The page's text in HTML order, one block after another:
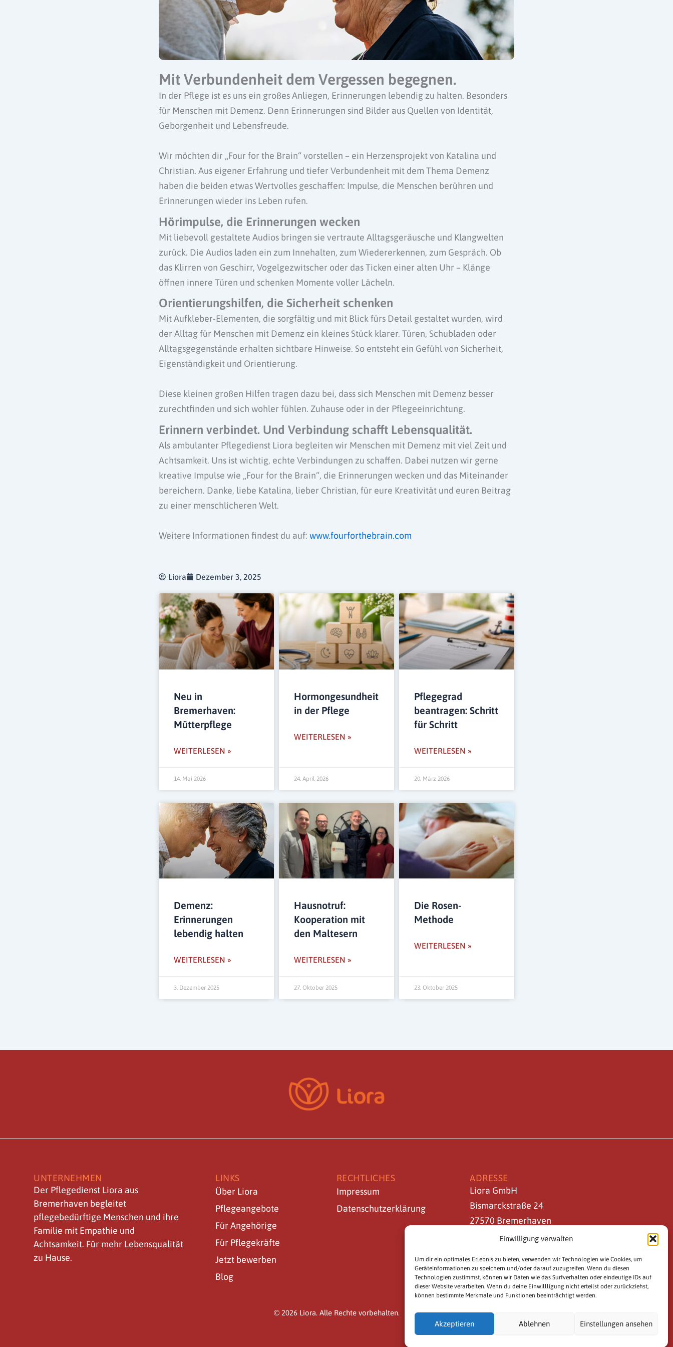
Einwilligung verwalten
Um dir ein optimales Erlebnis zu bieten, verwenden wir Technologien wie Cookies, um
Geräteinformationen zu speichern und/oder darauf zuzugreifen. Wenn du diesen
Technologien zustimmst, können wir Daten wie das Surfverhalten oder eindeutige IDs auf
dieser Website verarbeiten. Wenn du deine Einwillligung nicht erteilst oder zurückziehst,
können bestimmte Merkmale und Funktionen beeinträchtigt werden.
Akzeptieren Ablehnen Einstellungen ansehen
Mit Verbundenheit dem Vergessen begegnen.
In der Pflege ist es uns ein großes Anliegen, Erinnerungen lebendig zu halten. Besonders
für Menschen mit Demenz. Denn Erinnerungen sind Bilder aus Quellen von Identität,
Geborgenheit und Lebensfreude.
Wir möchten dir „Four for the Brain“ vorstellen – ein Herzensprojekt von Katalina und
Christian. Aus eigener Erfahrung und tiefer Verbundenheit mit dem Thema Demenz
haben die beiden etwas Wertvolles geschaffen: Impulse, die Menschen berühren und
Erinnerungen wieder ins Leben rufen.
Hörimpulse, die Erinnerungen wecken
Mit liebevoll gestaltete Audios bringen sie vertraute Alltagsgeräusche und Klangwelten
zurück. Die Audios laden ein zum Innehalten, zum Wiedererkennen, zum Gespräch. Ob
das Klirren von Geschirr, Vogelgezwitscher oder das Ticken einer alten Uhr – Klänge
öffnen innere Türen und schenken Momente voller Lächeln.
Orientierungshilfen, die Sicherheit schenken
Mit Aufkleber-Elementen, die sorgfältig und mit Blick fürs Detail gestaltet wurden, wird
der Alltag für Menschen mit Demenz ein kleines Stück klarer. Türen, Schubladen oder
Alltagsgegenstände erhalten sichtbare Hinweise. So entsteht ein Gefühl von Sicherheit,
Eigenständigkeit und Orientierung.
Diese kleinen großen Hilfen tragen dazu bei, dass sich Menschen mit Demenz besser
zurechtfinden und sich wohler fühlen. Zuhause oder in der Pflegeeinrichtung.
Erinnern verbindet. Und Verbindung schafft Lebensqualität.
Als ambulanter Pflegedienst Liora begleiten wir Menschen mit Demenz mit viel Zeit und
Achtsamkeit. Uns ist wichtig, echte Verbindungen zu schaffen. Dabei nutzen wir gerne
kreative Impulse wie „Four for the Brain“, die Erinnerungen wecken und das Miteinander
bereichern. Danke, liebe Katalina, lieber Christian, für eure Kreativität und euren Beitrag
zu einer menschlicheren Welt.
Weitere Informationen findest du auf: www.fourforthebrain.com
Liora Dezember 3, 2025
Neu in
Bremerhaven:
Mütterpflege
WEITERLESEN »
14. Mai 2026
Hormongesundheit
in der Pflege
WEITERLESEN »
24. April 2026
Pflegegrad
beantragen: Schritt
für Schritt
WEITERLESEN »
20. März 2026
Demenz:
Erinnerungen
lebendig halten
WEITERLESEN »
3. Dezember 2025
Hausnotruf:
Kooperation mit
den Maltesern
WEITERLESEN »
27. Oktober 2025
Die Rosen-
Methode
WEITERLESEN »
23. Oktober 2025
UNTERNEHMEN
Der Pflegedienst Liora aus
Bremerhaven begleitet
pflegebedürftige Menschen und ihre
Familie mit Empathie und
Achtsamkeit. Für mehr Lebensqualität
zu Hause.
LINKS
Über Liora
Pflegeangebote
Für Angehörige
Für Pflegekräfte
Jetzt bewerben
Blog
RECHTLICHES
Impressum
Datenschutzerklärung
ADRESSE
Liora GmbH
Bismarckstraße 24
27570 Bremerhaven
a
t
s
a
p
p
I
n
s
t
a
g
r
a
c
e
b
o
o
-
o
u
t
u
b
e
© 2026 Liora. Alle Rechte vorbehalten.